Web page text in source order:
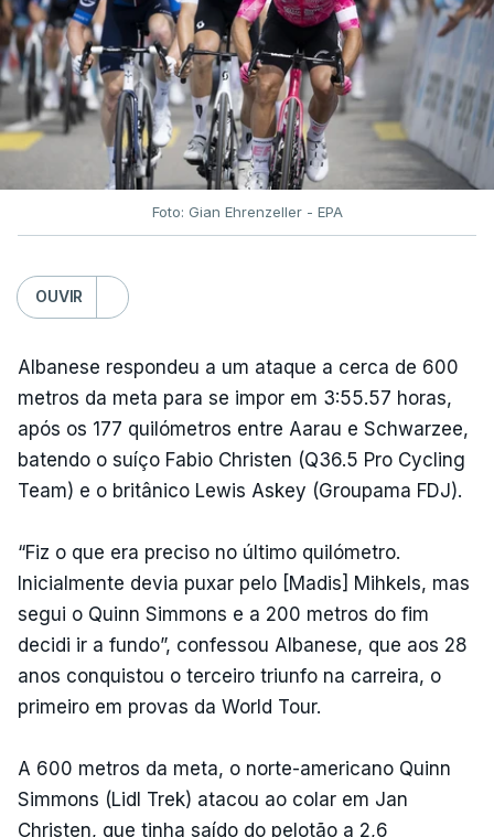
Foto: Gian Ehrenzeller - EPA
OUVIR
Albanese respondeu a um ataque a cerca de 600
metros da meta para se impor em 3:55.57 horas,
após os 177 quilómetros entre Aarau e Schwarzee,
batendo o suíço Fabio Christen (Q36.5 Pro Cycling
Team) e o britânico Lewis Askey (Groupama FDJ).
“Fiz o que era preciso no último quilómetro.
Inicialmente devia puxar pelo [Madis] Mihkels, mas
segui o Quinn Simmons e a 200 metros do fim
decidi ir a fundo”, confessou Albanese, que aos 28
anos conquistou o terceiro triunfo na carreira, o
primeiro em provas da World Tour.
A 600 metros da meta, o norte-americano Quinn
Simmons (Lidl Trek) atacou ao colar em Jan
Christen, que tinha saído do pelotão a 2,6